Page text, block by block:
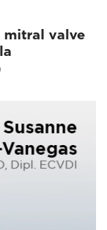
mitral valve